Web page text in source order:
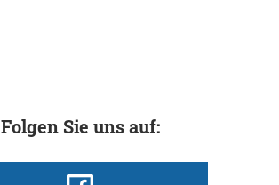
Folgen Sie uns auf: